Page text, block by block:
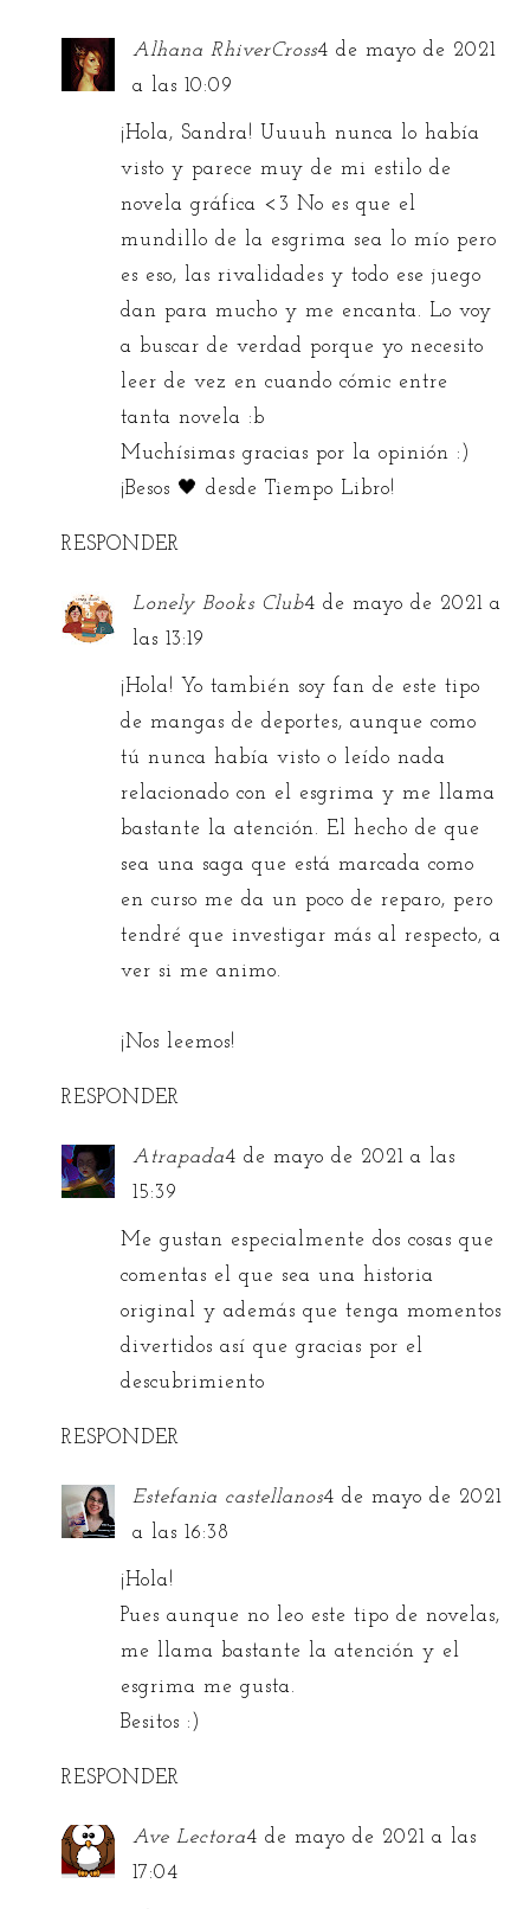
Alhana RhiverCross4 de mayo de 2021
a las 10:09
¡Hola, Sandra! Uuuuh nunca lo había
visto y parece muy de mi estilo de
novela gráfica <3 No es que el
mundillo de la esgrima sea lo mío pero
es eso, las rivalidades y todo ese juego
dan para mucho y me encanta. Lo voy
a buscar de verdad porque yo necesito
leer de vez en cuando cómic entre
tanta novela :b
Muchísimas gracias por la opinión :)
¡Besos 🖤 desdeTiempo Libro!
RESPONDER
Lonely Books Club4 de mayo de 2021 a
las 13:19
¡Hola! Yo también soy fan de este tipo
de mangas de deportes, aunque como
tú nunca había visto o leído nada
relacionado con el esgrima y me llama
bastante la atención. El hecho de que
sea una saga que está marcada como
en curso me da un poco de reparo, pero
tendré que investigar más al respecto, a
ver si me animo.
¡Nos leemos!
RESPONDER
Atrapada4 de mayo de 2021 a las
15:39
Me gustan especialmente dos cosas que
comentas el que sea una historia
original y además que tenga momentos
divertidos así que gracias por el
descubrimiento
RESPONDER
Estefania castellanos4 de mayo de 2021
a las 16:38
¡Hola!
Pues aunque no leo este tipo de novelas,
me llama bastante la atención y el
esgrima me gusta.
Besitos :)
RESPONDER
Ave Lectora4 de mayo de 2021 a las
17:04